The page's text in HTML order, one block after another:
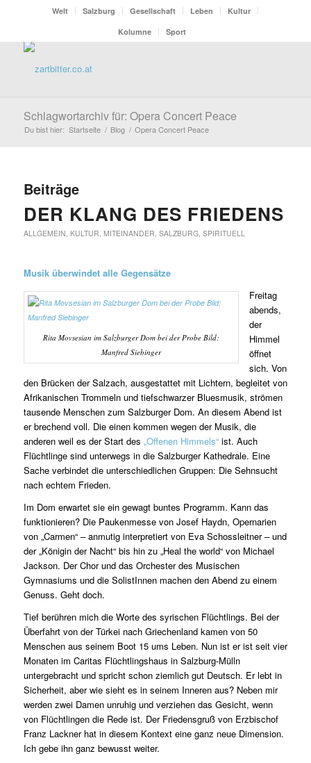
Welt Salzburg Gesellschaft Leben
Kultur
Kolumne
Sport
Schlagwortarchiv für: Opera Concert Peace
Du bist hier: Startseite / Blog / Opera Concert Peace
Beiträge
DER KLANG DES FRIEDENS
ALLGEMEIN, KULTUR, MITEINANDER, SALZBURG, SPIRITUELL
Musik überwindet alle Gegensätze
Rita Movsesian im Salzburger Dom bei der Probe Bild:
Manfred Siebinger
Freitag
abends,
der
Himmel
öffnet
sich. Von
den Brücken der Salzach, ausgestattet mit Lichtern, begleitet von
Afrikanischen Trommeln und tiefschwarzer Bluesmusik, strömen
tausende Menschen zum Salzburger Dom. An diesem Abend ist
er brechend voll. Die einen kommen wegen der Musik, die
anderen weil es der Start des „Offenen Himmels“ist. Auch
Flüchtlinge sind unterwegs in die Salzburger Kathedrale. Eine
Sache verbindet die unterschiedlichen Gruppen: Die Sehnsucht
nach echtem Frieden.
Im Dom erwartet sie ein gewagt buntes Programm. Kann das
funktionieren? Die Paukenmesse von Josef Haydn, Opernarien
von „Carmen“ – anmutig interpretiert von Eva Schossleitner – und
der „Königin der Nacht“ bis hin zu „Heal the world“ von Michael
Jackson. Der Chor und das Orchester des Musischen
Gymnasiums und die SolistInnen machen den Abend zu einem
Genuss. Geht doch.
Tief berühren mich die Worte des syrischen Flüchtlings. Bei der
Überfahrt von der Türkei nach Griechenland kamen von 50
Menschen aus seinem Boot 15 ums Leben. Nun ist er ist seit vier
Monaten im Caritas Flüchtlingshaus in Salzburg-Mülln
untergebracht und spricht schon ziemlich gut Deutsch. Er lebt in
Sicherheit, aber wie sieht es in seinem Inneren aus? Neben mir
werden zwei Damen unruhig und verziehen das Gesicht, wenn
von Flüchtlingen die Rede ist. Der Friedensgruß von Erzbischof
Franz Lackner hat in diesem Kontext eine ganz neue Dimension.
Ich gebe ihn ganz bewusst weiter.